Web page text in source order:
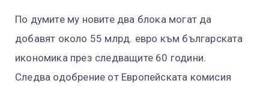
По думите му новите два блока могат да
добавят около 55 млрд. евро към българската
икономика през следващите 60 години.
Следва одобрение от Европейската комисия